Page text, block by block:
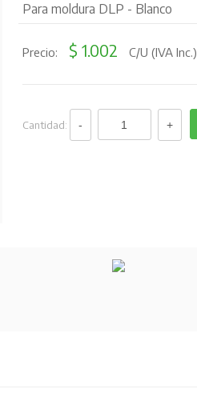
Para moldura DLP - Blanco
Precio: $ 1.002 C/U (IVA Inc.)
Cantidad: